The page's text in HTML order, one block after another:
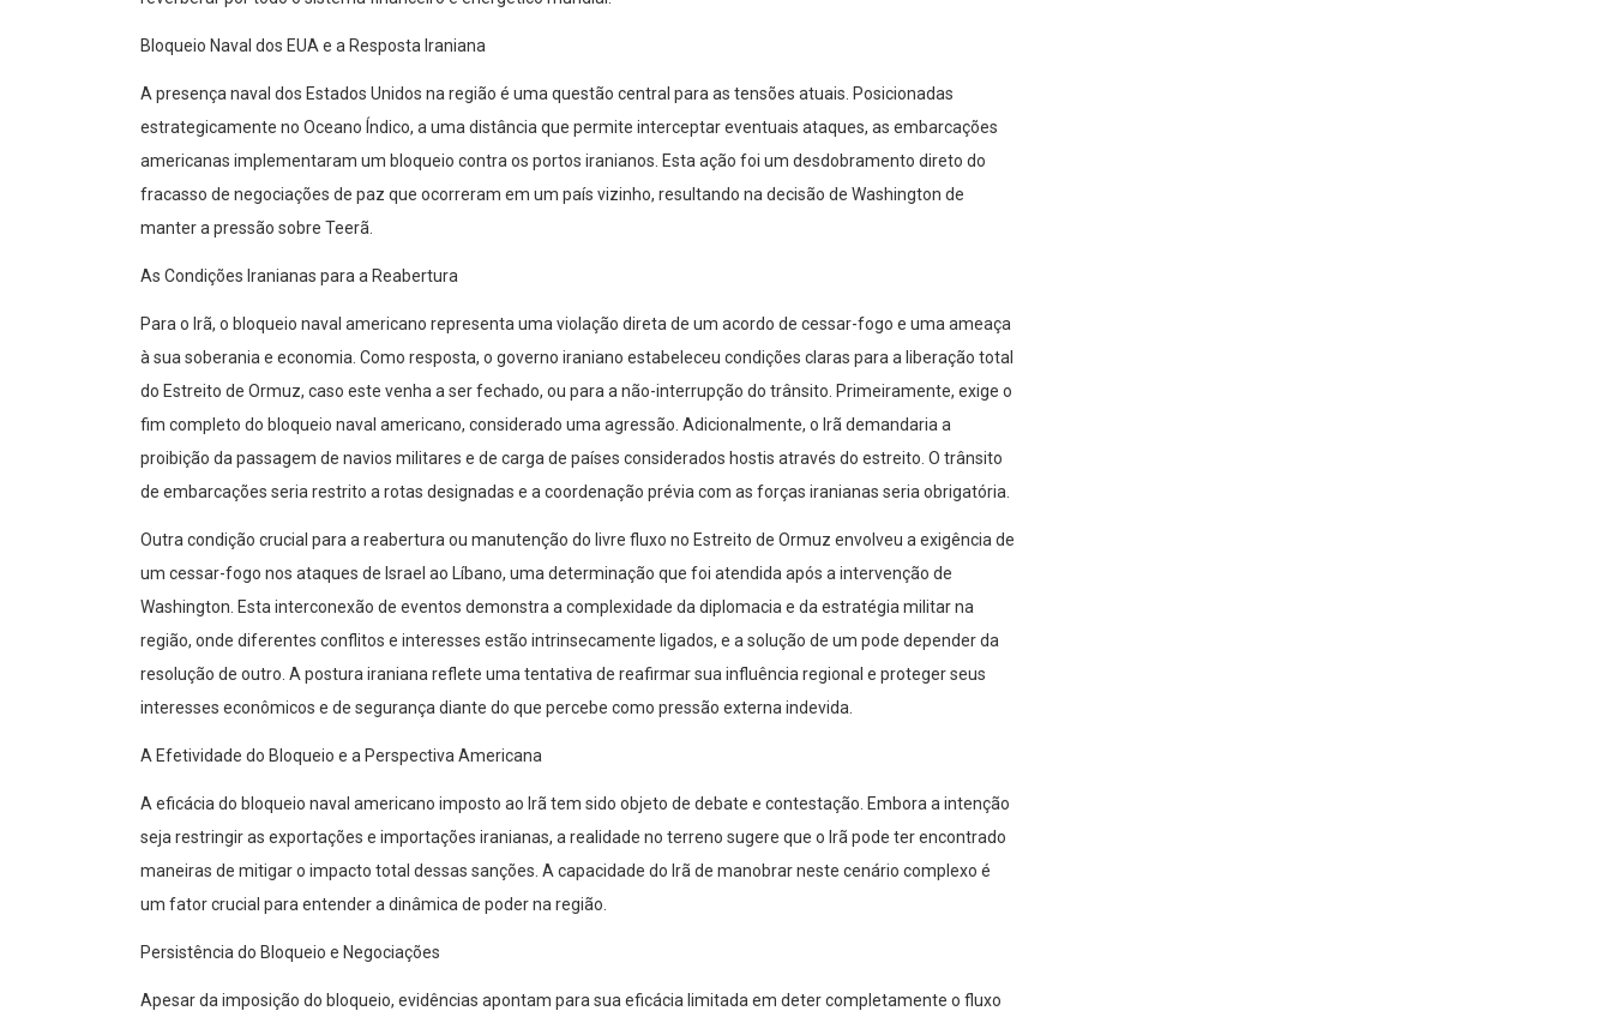
Bloqueio Naval dos EUA e a Resposta Iraniana
A presença naval dos Estados Unidos na região é uma questão central para as tensões atuais. Posicionadas
estrategicamente no Oceano Índico, a uma distância que permite interceptar eventuais ataques, as embarcações
americanas implementaram um bloqueio contra os portos iranianos. Esta ação foi um desdobramento direto do
fracasso de negociações de paz que ocorreram em um país vizinho, resultando na decisão de Washington de
manter a pressão sobre Teerã.
As Condições Iranianas para a Reabertura
Para o Irã, o bloqueio naval americano representa uma violação direta de um acordo de cessar-fogo e uma ameaça
à sua soberania e economia. Como resposta, o governo iraniano estabeleceu condições claras para a liberação total
do Estreito de Ormuz, caso este venha a ser fechado, ou para a não-interrupção do trânsito. Primeiramente, exige o
fim completo do bloqueio naval americano, considerado uma agressão. Adicionalmente, o Irã demandaria a
proibição da passagem de navios militares e de carga de países considerados hostis através do estreito. O trânsito
de embarcações seria restrito a rotas designadas e a coordenação prévia com as forças iranianas seria obrigatória.
Outra condição crucial para a reabertura ou manutenção do livre fluxo no Estreito de Ormuz envolveu a exigência de
um cessar-fogo nos ataques de Israel ao Líbano, uma determinação que foi atendida após a intervenção de
Washington. Esta interconexão de eventos demonstra a complexidade da diplomacia e da estratégia militar na
região, onde diferentes conflitos e interesses estão intrinsecamente ligados, e a solução de um pode depender da
resolução de outro. A postura iraniana reflete uma tentativa de reafirmar sua influência regional e proteger seus
interesses econômicos e de segurança diante do que percebe como pressão externa indevida.
A Efetividade do Bloqueio e a Perspectiva Americana
A eficácia do bloqueio naval americano imposto ao Irã tem sido objeto de debate e contestação. Embora a intenção
seja restringir as exportações e importações iranianas, a realidade no terreno sugere que o Irã pode ter encontrado
maneiras de mitigar o impacto total dessas sanções. A capacidade do Irã de manobrar neste cenário complexo é
um fator crucial para entender a dinâmica de poder na região.
Persistência do Bloqueio e Negociações
Apesar da imposição do bloqueio, evidências apontam para sua eficácia limitada em deter completamente o fluxo